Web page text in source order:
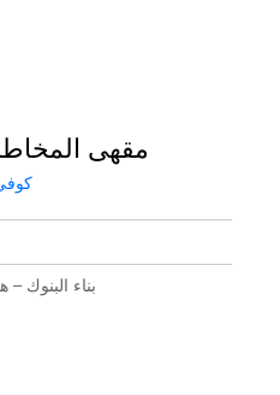
مقهى
بناء البنوك –